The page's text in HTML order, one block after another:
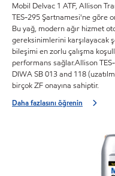
Mobil Delvac 1 ATF, Allison
TES-295 Şartnamesi'ne göre
Bu yağ, modern ağır hizmet
gereksinimlerini karşılayacak
bileşimi en zorlu çalışma
performans sağlar.Allison
DIWA SB 013 and 118
birçok ZF onayına sahiptir.
Daha fazlasını öğrenin